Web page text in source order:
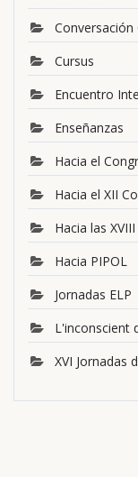
Conversación
Cursus
Encuentro
Enseñanzas
Hacia el
Hacia el XII
Hacia las
Hacia PIPOL
Jornadas ELP
L'inconscient
XVI Jornadas